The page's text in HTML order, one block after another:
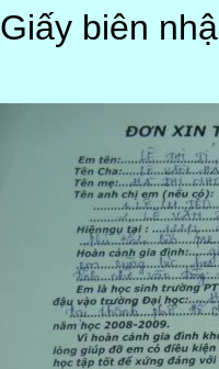
Giấy biên